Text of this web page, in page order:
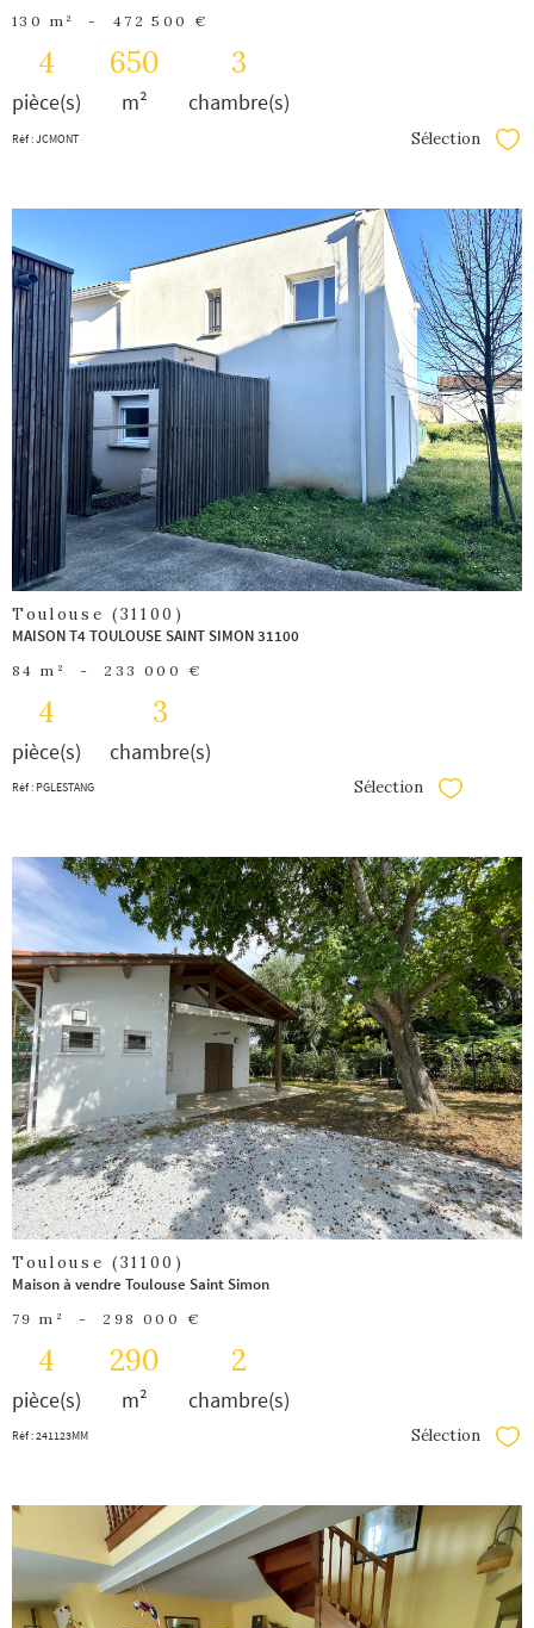
130 m² - 472 500 €
4
pièce(s)
650
m²
3
chambre(s)
Réf : JCMONT Sélection
voir le
bien
Toulouse (31100)
MAISON T4 TOULOUSE SAINT SIMON 31100
84 m² - 233 000 €
4
pièce(s)
3
chambre(s)
Réf : PGLESTANG Sélection Sélectionner
voir le
bien
Toulouse (31100)
Maison à vendre Toulouse Saint Simon
79 m² - 298 000 €
4
pièce(s)
290
m²
2
chambre(s)
Réf : 241123MM Sélection